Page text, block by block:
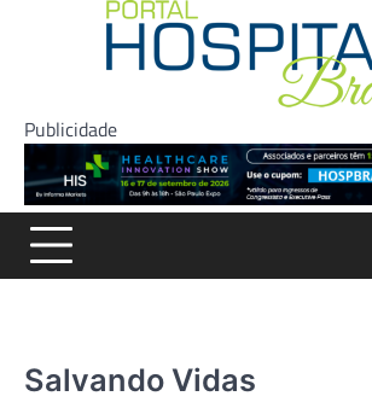
Publicidade
Salvando Vidas